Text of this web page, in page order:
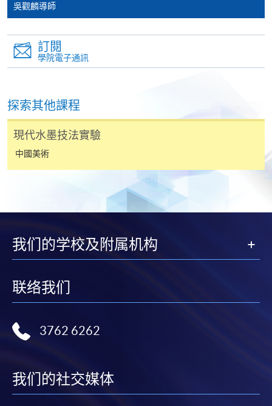
網上支付可通過「繳費靈」(PPS) (不適用於手機)、
VISA 或 Mastercard、「微信支付」(Online WeChat
Pay) 、「支付寶」(Online Alipay) 或 「轉數快」(FPS)
繳付學費。
親身報名/郵遞
報讀新課程
凡以「先到先得」為取錄方式的課程，請填妥
或以郵遞方式連同學
[下載報名表SF26]
申請學歷頒授及專業課程可能需要其他資料，報名
往報名中心或以郵遞方式遞交。
報讀同一學歷頒授課程內其他單元
吳觀麟導師
訂閱
學院電子通訊
探索其他課程
現代水墨技法實驗
中國美術
我们的学校及附属机构
联络我们
3762 6262
我们的社交媒体